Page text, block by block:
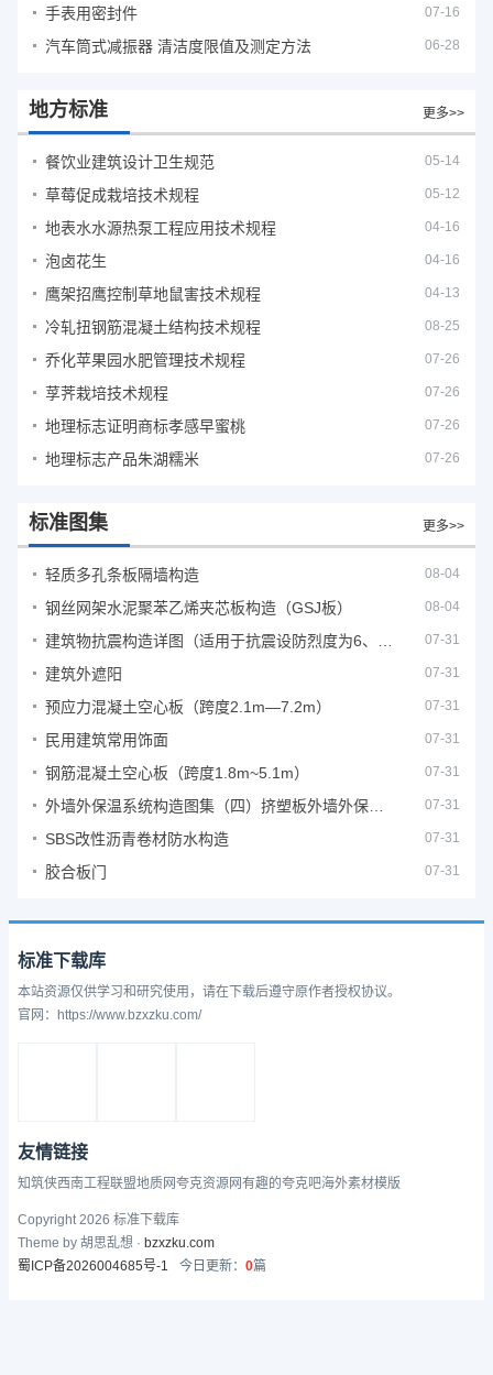
手表用密封件 07-16
汽车筒式减振器 清洁度限值及测定方法 06-28
地方标准 更多>>
餐饮业建筑设计卫生规范 05-14
草莓促成栽培技术规程 05-12
地表水水源热泵工程应用技术规程 04-16
泡卤花生 04-16
鹰架招鹰控制草地鼠害技术规程 04-13
冷轧扭钢筋混凝土结构技术规程 08-25
乔化苹果园水肥管理技术规程 07-26
莩荠栽培技术规程 07-26
地理标志证明商标孝感早蜜桃 07-26
地理标志产品朱湖糯米 07-26
标准图集 更多>>
轻质多孔条板隔墙构造 08-04
钢丝网架水泥聚苯乙烯夹芯板构造（GSJ板） 08-04
07-31
建筑外遮阳 07-31
预应力混凝土空心板（跨度2.1m—7.2m） 07-31
民用建筑常用饰面 07-31
钢筋混凝土空心板（跨度1.8m~5.1m） 07-31
07-31
SBS改性沥青卷材防水构造 07-31
胶合板门 07-31
标准下载库
本站资源仅供学习和研究使用，请在下载后遵守原作者授权协议。
官网：https://www.bzxzku.com/
友情链接
知筑侠西南工程联盟地质网夸克资源网有趣的夸克吧海外素材模版
Copyright 2026 标准下载库
Theme by 胡思乱想 · bzxzku.com
蜀ICP备2026004685号-1
今日更新： 0篇